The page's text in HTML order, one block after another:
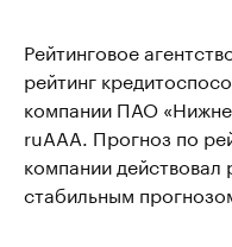
Рейтинговое
рейтинг
компании ПАО
ruAAA. Прогноз по
компании действовал
стабильным